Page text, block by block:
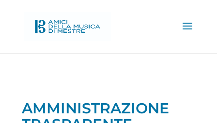
AMMINISTRAZIONE